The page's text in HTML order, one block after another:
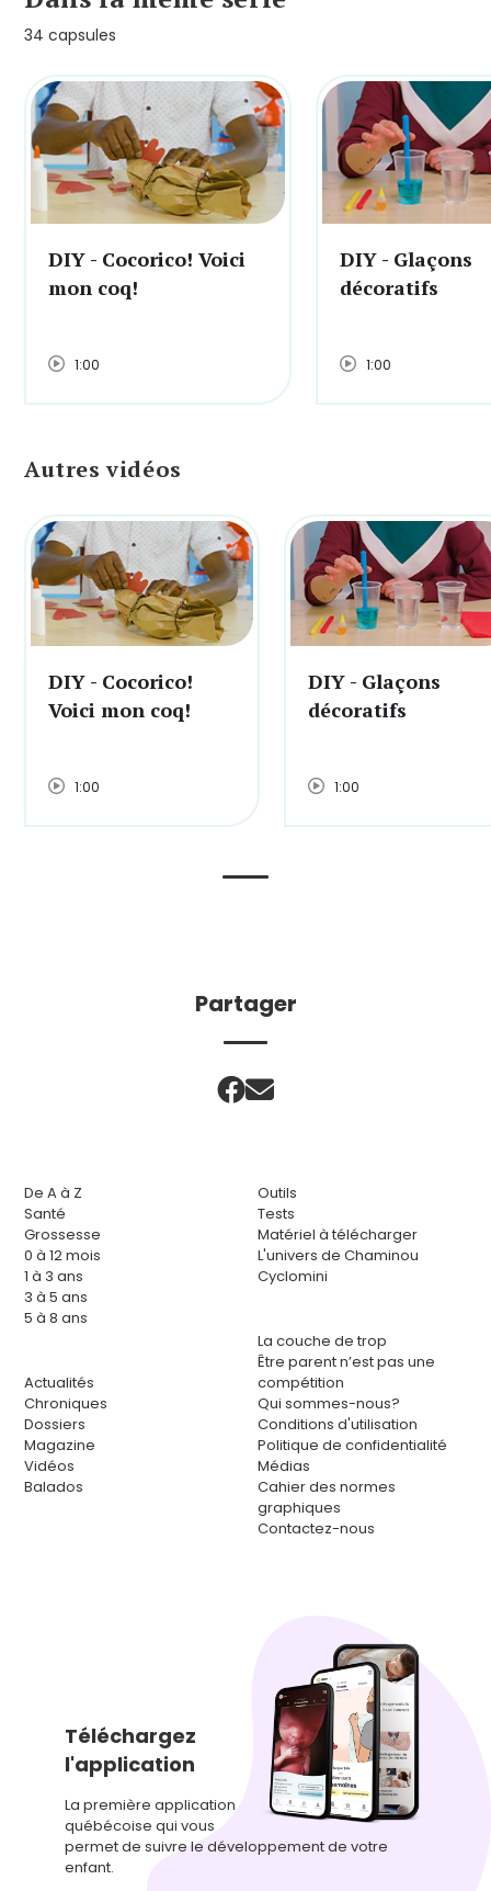
34 capsules
DIY - Cocorico! Voici
mon coq!
1:00
DIY - Glaçons
décoratifs
1:00
Autres vidéos
DIY - Cocorico!
Voici mon coq!
1:00
DIY - Glaçons
décoratifs
1:00
Partager
De A à Z
Santé
Grossesse
0 à 12 mois
1 à 3 ans
3 à 5 ans
5 à 8 ans
Actualités
Chroniques
Dossiers
Magazine
Vidéos
Balados
Outils
Tests
Matériel à télécharger
L'univers de Chaminou
Cyclomini
La couche de trop
Être parent n’est pas une
compétition
Qui sommes-nous?
Conditions d'utilisation
Politique de confidentialité
Médias
Cahier des normes
graphiques
Contactez-nous
Téléchargez
l'application
La première application
québécoise qui vous
permet de suivre le développement de votre
enfant.